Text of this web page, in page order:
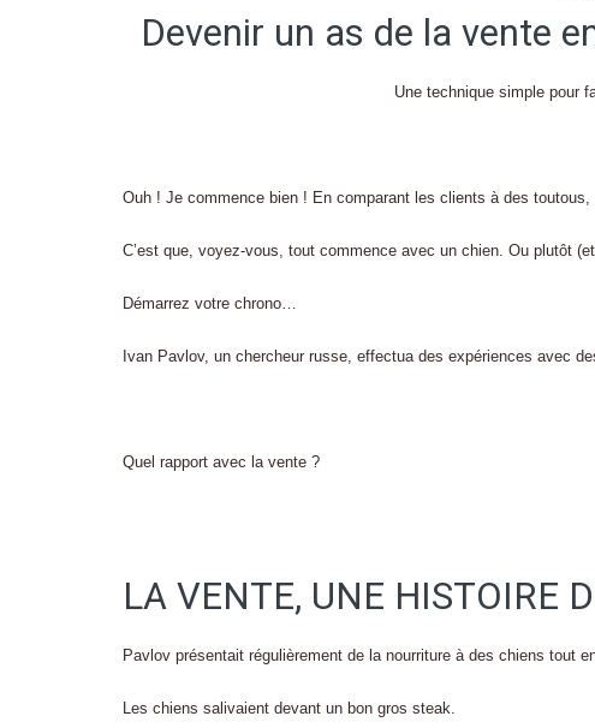
Devenir un as de la vente
Une technique simple pour
Ouh ! Je commence bien ! En comparant les clients à des toutous,
C’est que, voyez-vous, tout commence avec un chien. Ou plutôt
Démarrez votre chrono…
Ivan Pavlov, un chercheur russe, effectua des expériences avec
Quel rapport avec la vente ?
LA VENTE, UNE HISTOIRE
Pavlov présentait régulièrement de la nourriture à des chiens tout
Les chiens salivaient devant un bon gros steak.